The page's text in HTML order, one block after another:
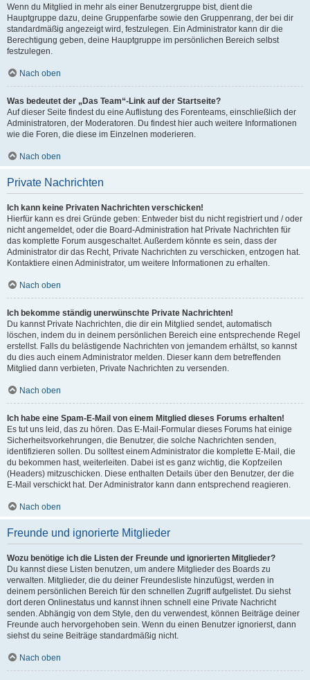
Wenn du Mitglied in mehr als einer Benutzergruppe bist, dient die
Hauptgruppe dazu, deine Gruppenfarbe sowie den Gruppenrang, der bei dir
standardmäßig angezeigt wird, festzulegen. Ein Administrator kann dir die
Berechtigung geben, deine Hauptgruppe im persönlichen Bereich selbst
festzulegen.
Nach oben
Was bedeutet der „Das Team“-Link auf der Startseite?
Auf dieser Seite findest du eine Auflistung des Forenteams, einschließlich der
Administratoren, der Moderatoren. Du findest hier auch weitere Informationen
wie die Foren, die diese im Einzelnen moderieren.
Nach oben
Private Nachrichten
Ich kann keine Privaten Nachrichten verschicken!
Hierfür kann es drei Gründe geben: Entweder bist du nicht registriert und / oder
nicht angemeldet, oder die Board-Administration hat Private Nachrichten für
das komplette Forum ausgeschaltet. Außerdem könnte es sein, dass der
Administrator dir das Recht, Private Nachrichten zu verschicken, entzogen hat.
Kontaktiere einen Administrator, um weitere Informationen zu erhalten.
Nach oben
Ich bekomme ständig unerwünschte Private Nachrichten!
Du kannst Private Nachrichten, die dir ein Mitglied sendet, automatisch
löschen, indem du in deinem persönlichen Bereich eine entsprechende Regel
erstellst. Falls du belästigende Nachrichten von jemandem erhältst, so kannst
du dies auch einem Administrator melden. Dieser kann dem betreffenden
Mitglied dann verbieten, Private Nachrichten zu versenden.
Nach oben
Ich habe eine Spam-E-Mail von einem Mitglied dieses Forums erhalten!
Es tut uns leid, das zu hören. Das E-Mail-Formular dieses Forums hat einige
Sicherheitsvorkehrungen, die Benutzer, die solche Nachrichten senden,
identifizieren sollen. Du solltest einem Administrator die komplette E-Mail, die
du bekommen hast, weiterleiten. Dabei ist es ganz wichtig, die Kopfzeilen
(Headers) mitzuschicken. Diese enthalten Details über den Benutzer, der die
E-Mail verschickt hat. Der Administrator kann dann entsprechend reagieren.
Nach oben
Freunde und ignorierte Mitglieder
Wozu benötige ich die Listen der Freunde und ignorierten Mitglieder?
Du kannst diese Listen benutzen, um andere Mitglieder des Boards zu
verwalten. Mitglieder, die du deiner Freundesliste hinzufügst, werden in
deinem persönlichen Bereich für den schnellen Zugriff aufgelistet. Du siehst
dort deren Onlinestatus und kannst ihnen schnell eine Private Nachricht
senden. Abhängig von dem Style, den du verwendest, können Beiträge deiner
Freunde auch hervorgehoben sein. Wenn du einen Benutzer ignorierst, dann
siehst du seine Beiträge standardmäßig nicht.
Nach oben